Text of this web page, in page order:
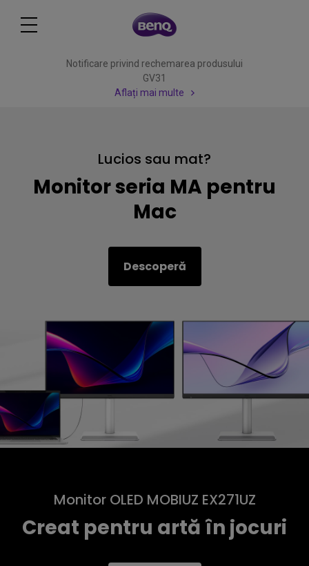
Notificare privind rechemarea produsului
GV31
Aflați mai multe
Lucios sau mat?
Monitor seria MA pentru
Mac
Descoperă
Monitor OLED MOBIUZ EX271UZ
Creat pentru artă în jocuri